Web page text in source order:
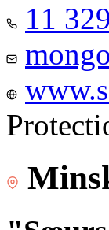
11